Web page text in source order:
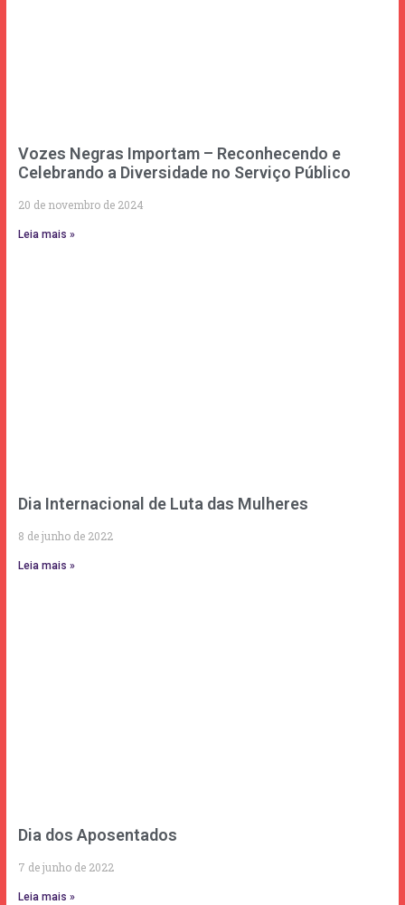
Vozes Negras Importam – Reconhecendo e
Celebrando a Diversidade no Serviço Público
20 de novembro de 2024
Leia mais »
Dia Internacional de Luta das Mulheres
8 de junho de 2022
Leia mais »
Dia dos Aposentados
7 de junho de 2022
Leia mais »